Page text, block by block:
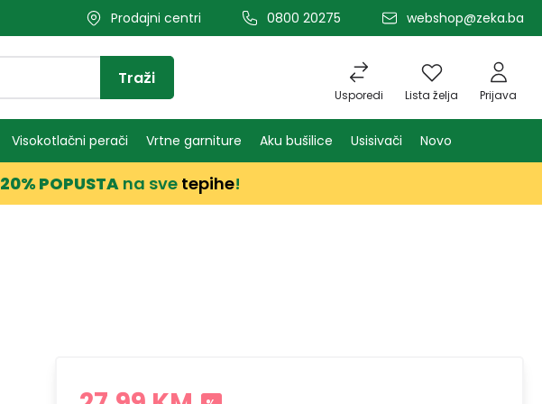
Prodajni centri 0800 20275 webshop@zeka.ba
Usporedi Lista želja Prijava
Traži
Visokotlačni perači Vrtne garniture Aku bušilice Usisivači Novo
20% POPUSTA na sve tepihe!